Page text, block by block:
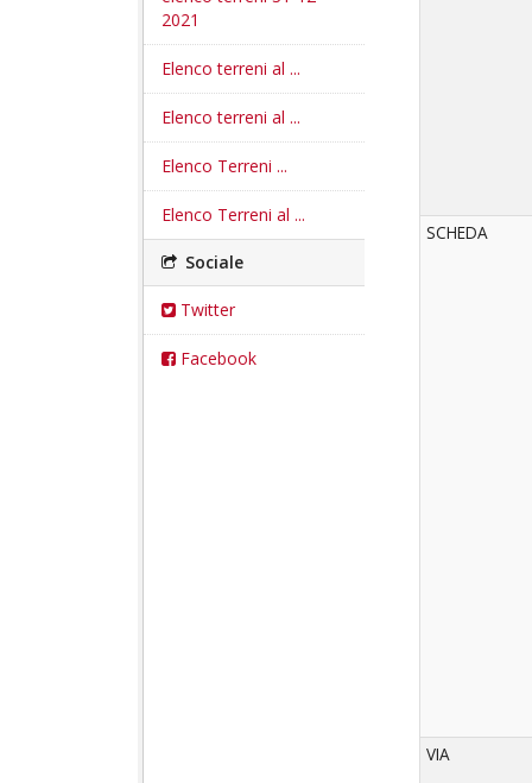
2021
Elenco terreni al ...
Elenco terreni al ...
Elenco Terreni ...
Elenco Terreni al ...
Sociale
Twitter
Facebook
SCHEDA
VIA